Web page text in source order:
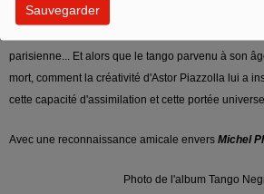
Sauvegarder
noires du tango, un tango "negro", et le métissage
parisienne... Et alors que le tango parvenu à son
mort, comment la créativité d'Astor Piazzolla lui a
cette capacité d'assimilation et cette portée
Avec une reconnaissance amicale envers Michel
Photo de l'album Tango